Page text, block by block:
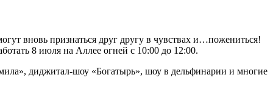
вновь признаться друг другу в чувствах и…пожениться!
8 июля на Аллее огней с 10:00 до 12:00.
диджитал-шоу «Богатырь», шоу в дельфинарии и многие